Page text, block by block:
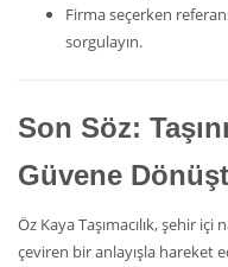
Firma seçerken
sorgulayın.
Son Söz:
Güvene
Öz Kaya Taşımacılık, şehir
çeviren bir anlayışla hareket